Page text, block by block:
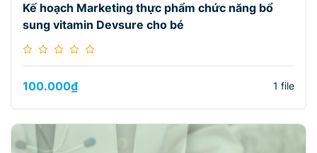
Kế hoạch Marketing thực phẩm chức năng bổ
sung vitamin Devsure cho bé
100.000₫ 1 file